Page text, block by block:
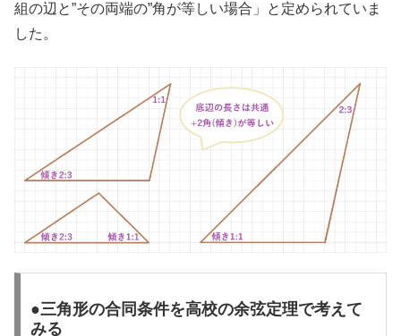
組の辺と”その両端の”角が等しい場合」と定められていま
した。
●三角形の合同条件を高校の余弦定理で考えて
みる